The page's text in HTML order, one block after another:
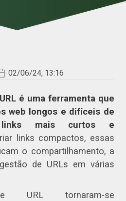
02/06/24, 13:16
é uma ferramenta que
web longos e difíceis de
links mais curtos e
links compactos, essas
o compartilhamento, a
de URLs em várias
URL tornaram-se